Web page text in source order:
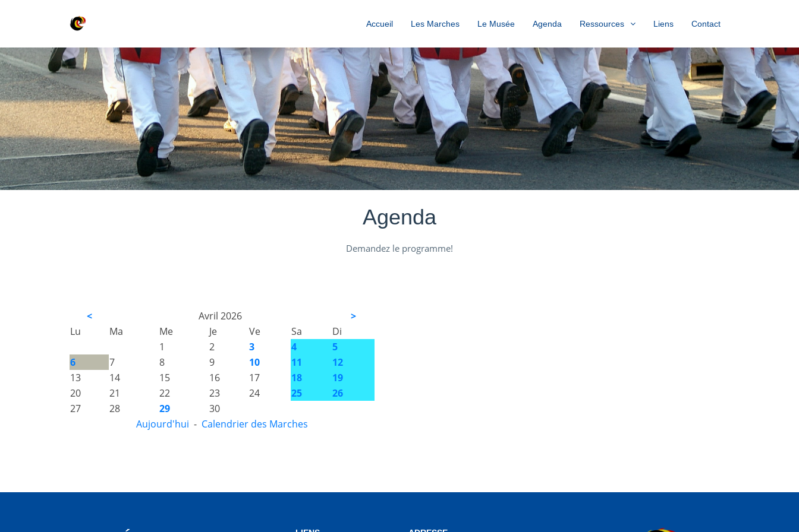
Accueil Les Marches Le Musée Agenda Ressources Liens Contact
Agenda
Demandez le programme!
< Avril 2026
>
Lu
Ma Me Je Ve Sa
Di
1
2 3 4
5
6
7 8 9 10 11
12
13
14 15 16 17 18
19
20
21 22 23 24 25
26
27
28 29
30
Aujourd'hui - Calendrier des Marches